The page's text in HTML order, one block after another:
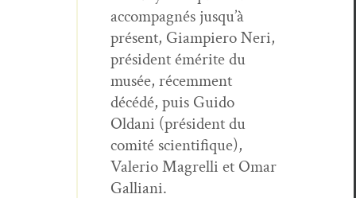
accom­pa­g­nés jusqu’à
présent, Giampiero Neri,
prési­dent émérite du
musée, récem­ment
décédé, puis Gui­do
Oldani (prési­dent du
comité sci­en­tifique),
Vale­rio Magrel­li et Omar
Galliani.